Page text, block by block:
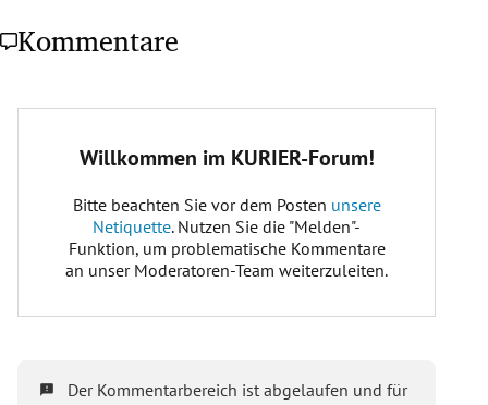
Kommentare